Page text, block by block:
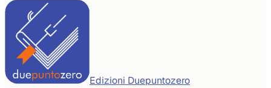
Edizioni Duepuntozero